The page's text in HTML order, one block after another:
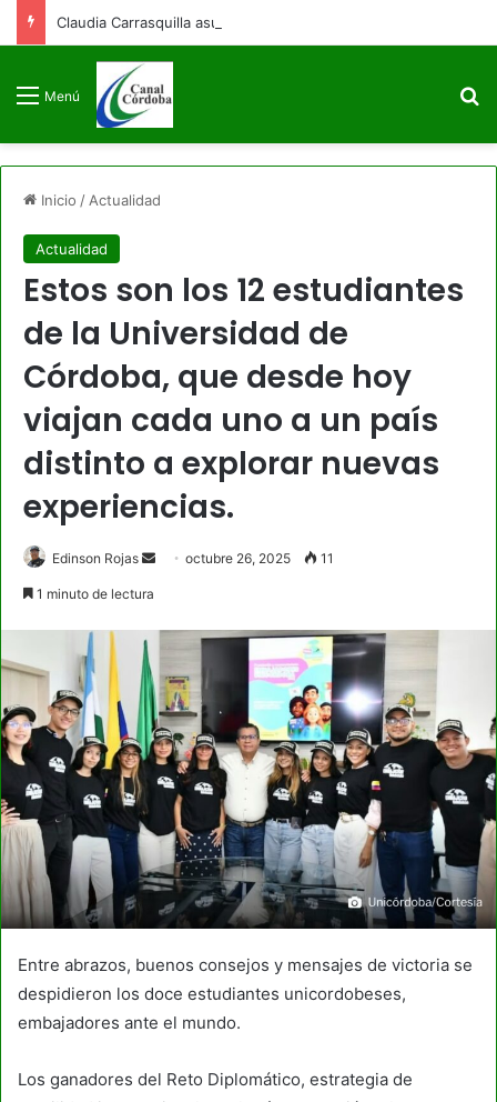
Claudia Carrasquilla asume como viceministra de Defensa
Menú
Inicio / Actualidad
Actualidad
Estos son los 12 estudiantes
de la Universidad de
Córdoba, que desde hoy
viajan cada uno a un país
distinto a explorar nuevas
experiencias.
Edinson Rojas
Sendoctubre 26, 2025 11
1 minuto de lectura
Entre abrazos, buenos consejos y mensajes de victoria se
despidieron los doce estudiantes unicordobeses,
embajadores ante el mundo.
Los ganadores del Reto Diplomático, estrategia de